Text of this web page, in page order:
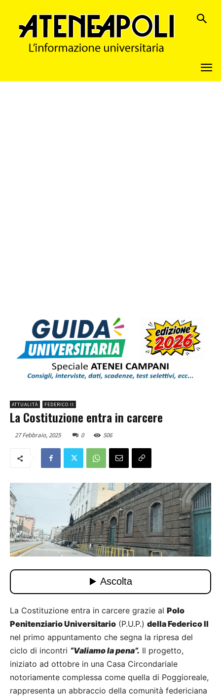
ATTUALITÀ FEDERICO II
La Costituzione entra in carcere
27 Febbraio, 2025 0 506
La Costituzione entra in carcere grazie al Polo
Penitenziario Universitario (P.U.P.) della Federico II
nel primo appuntamento che segna la ripresa del
ciclo di incontri “Valiamo la pena”. Il progetto,
iniziato ad ottobre in una Casa Circondariale
notoriamente complessa come quella di Poggioreale,
rappresenta un abbraccio della comunità federiciana